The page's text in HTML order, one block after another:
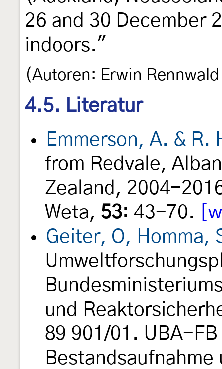
26 and 30 December
indoors."
(Autoren: Erwin
4.5. Literatur
Emmerson, A. & R.
from Redvale,
Zealand, 2004-
Weta, 53: 43-70.
Geiter, O, Homma,
und
89 901/01. UBA-